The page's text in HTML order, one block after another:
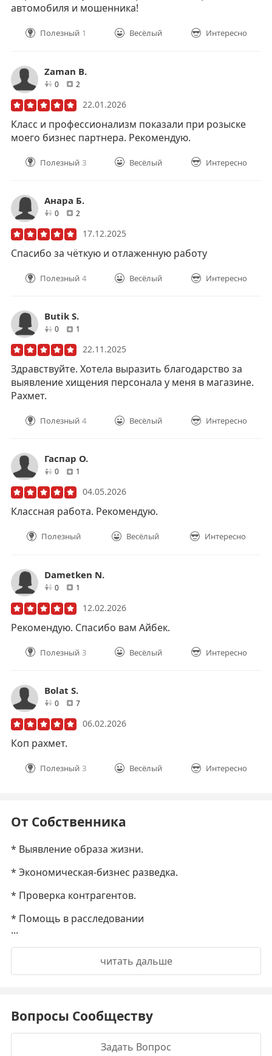
автомобиля и мошенника!
Полезный 1 Весёлый Интересно
Zaman B.
0друзей
2
22.01.2026
Класс и профессионализм показали при розыске
моего бизнес партнера. Рекомендую.
Полезный 3 Весёлый Интересно
Анара Б.
0друзей
2
17.12.2025
Спасибо за чёткую и отлаженную работу
Полезный 4 Весёлый Интересно
Butik S.
0друзей1
22.11.2025
Здравствуйте. Хотела выразить благодарство за
выявление хищения персонала у меня в магазине.
Рахмет.
Полезный 4 Весёлый Интересно
Гаспар О.
0друзей1
04.05.2026
Классная работа. Рекомендую.
Полезный Весёлый Интересно
Dametken N.
0друзей1
12.02.2026
Рекомендую. Спасибо вам Айбек.
Полезный 3 Весёлый Интересно
Bolat S.
0друзей
7отзывов
06.02.2026
Коп рахмет.
Полезный 3 Весёлый Интересно
От Собственника
* Выявление образа жизни.
* Экономическая-бизнес разведка.
* Проверка контрагентов.
* Помощь в расследовании
...
читать дальше
Вопросы Сообществу
Задать Вопрос